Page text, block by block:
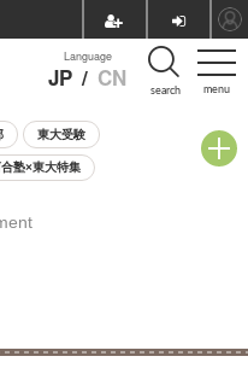
menu
Language
JP / CN search
東大受験
塾×東大特集
相談会